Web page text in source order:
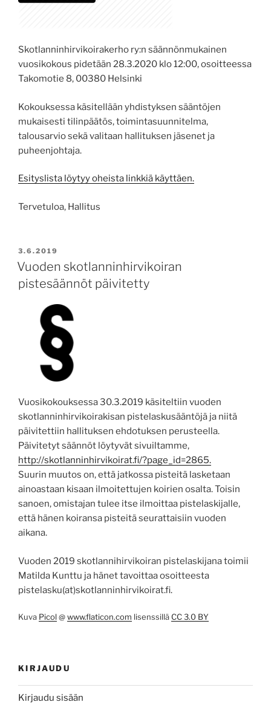
Skotlanninhirvikoirakerho ry:n säännönmukainen
vuosikokous pidetään 28.3.2020 klo 12:00, osoitteessa
Takomotie 8, 00380 Helsinki
Kokouksessa käsitellään yhdistyksen sääntöjen
mukaisesti tilinpäätös, toimintasuunnitelma,
talousarvio sekä valitaan hallituksen jäsenet ja
puheenjohtaja.
Esityslista löytyy oheista linkkiä käyttäen.
Tervetuloa, Hallitus
POSTED
ON
3.6.2019
Vuoden skotlanninhirvikoiran
pistesäännöt päivitetty
Vuosikokouksessa 30.3.2019 käsiteltiin vuoden
skotlanninhirvikoirakisan pistelaskusääntöjä ja niitä
päivitettiin hallituksen ehdotuksen perusteella.
Päivitetyt säännöt löytyvät sivuiltamme,
http://skotlanninhirvikoirat.fi/?page_id=2865.
Suurin muutos on, että jatkossa pisteitä lasketaan
ainoastaan kisaan ilmoitettujen koirien osalta. Toisin
sanoen, omistajan tulee itse ilmoittaa pistelaskijalle,
että hänen koiransa pisteitä seurattaisiin vuoden
aikana.
Vuoden 2019 skotlannihirvikoiran pistelaskijana toimii
Matilda Kunttu ja hänet tavoittaa osoitteesta
pistelasku(at)skotlanninhirvikoirat.fi.
Kuva Picol@www.flaticon.com lisenssilläCC 3.0 BY
KIRJAUDU
Kirjaudu sisään